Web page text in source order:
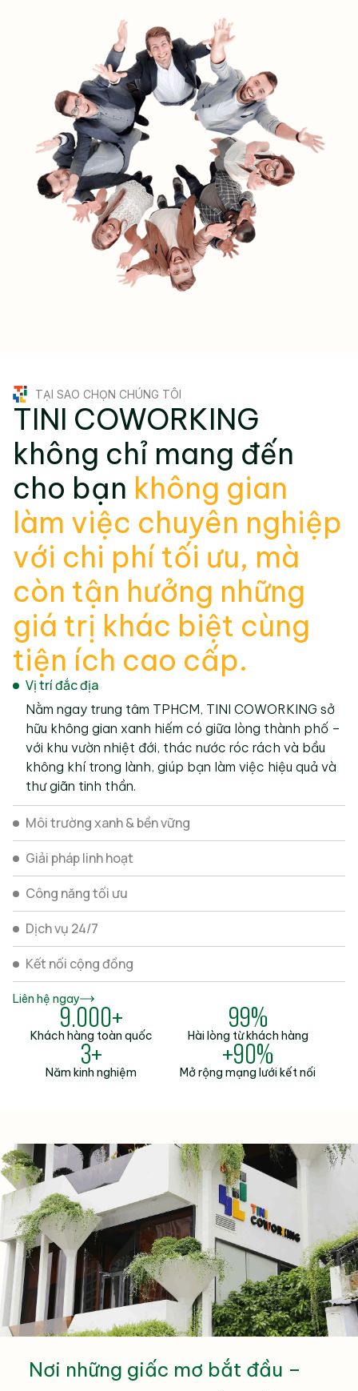
TẠI SAO CHỌN CHÚNG TÔI
TINI COWORKING
không chỉ mang đến
cho bạn không gian
làm việc chuyên nghiệp
với chi phí tối ưu, mà
còn tận hưởng những
giá trị khác biệt cùng
tiện ích cao cấp.
Vị trí đắc địa
Nằm ngay trung tâm TPHCM, TINI COWORKING sở
hữu không gian xanh hiếm có giữa lòng thành phố –
với khu vườn nhiệt đới, thác nước róc rách và bầu
không khí trong lành, giúp bạn làm việc hiệu quả và
thư giãn tinh thần.
Môi trường xanh & bền vững
Giải pháp linh hoạt
Công năng tối ưu
Dịch vụ 24/7
Kết nối cộng đồng
Liên hệ ngay9.000+
Khách hàng toàn quốc 99%
Hài lòng từ khách hàng
3+
Năm kinh nghiệm +90%
Mở rộng mạng lưới kết nối
Nơi những giấc mơ bắt đầu –